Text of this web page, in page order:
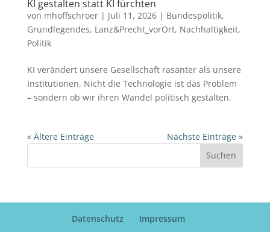
KI gestalten statt KI fürchten
von mhoffschroer| Juli 11, 2026| Bundespolitik,
Grundlegendes, Lanz&Precht_vorOrt, Nachhaltigkeit,
Politik
KI verändert unsere Gesellschaft rasanter als unsere
Institutionen. Nicht die Technologie ist das Problem
– sondern ob wir ihren Wandel politisch gestalten.
« Ältere Einträge
Nächste Einträge »
Suchen
Datenschutz Impressum